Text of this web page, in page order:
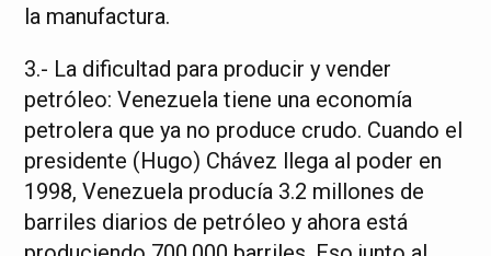
la manufactura.
3.- La dificultad para producir y vender
petróleo: Venezuela tiene una economía
petrolera que ya no produce crudo. Cuando el
presidente (Hugo) Chávez llega al poder en
1998, Venezuela producía 3.2 millones de
barriles diarios de petróleo y ahora está